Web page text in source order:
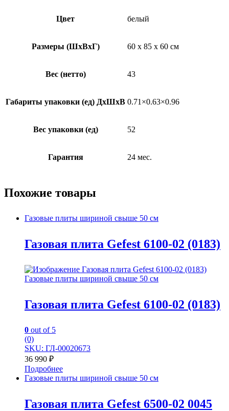
Цвет белый
Размеры (ШхВхГ) 60 х 85 х 60 см
Вес (нетто) 43
Габариты упаковки (ед) ДхШхВ 0.71×0.63×0.96
Вес упаковки (ед) 52
Гарантия 24 мес.
Похожие товары
Газовые плиты шириной свыше 50 см
Газовая плита Gefest 6100-02 (0183)
Газовые плиты шириной свыше 50 см
Газовая плита Gefest 6100-02 (0183)
0 out of 5
(0)
SKU: ГЛ-00020673
36 990 ₽
Подробнее
Газовые плиты шириной свыше 50 см
Газовая плита Gefest 6500-02 0045